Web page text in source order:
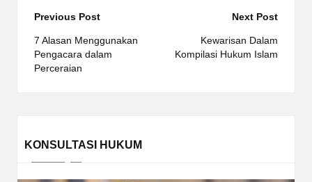
Post
navigation
Previous Post
7 Alasan Menggunakan
Pengacara dalam
Perceraian
Next Post
Kewarisan Dalam
Kompilasi Hukum Islam
KONSULTASI HUKUM